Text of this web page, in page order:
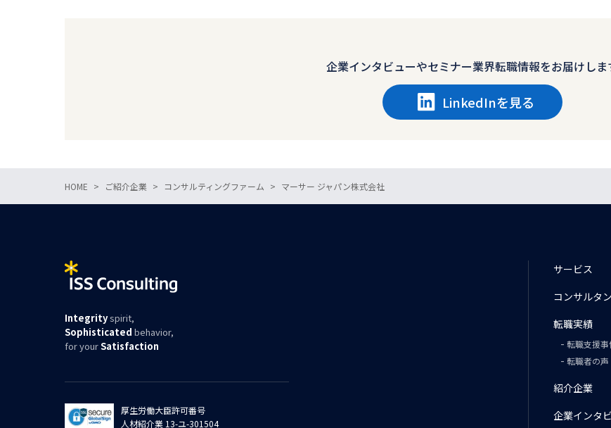
企業インタビューやセミナー業界転職情報をお届けしま
LinkedInを見る
HOME ご紹介企業 コンサルティングファーム マーサー ジャパン株式会社
Integrityspirit,
Sophisticated behavior,
for yourSatisfaction
厚生労働大臣許可番号
人材紹介業 13-ユ-301504
サービス
コンサルタ
転職実績
転職支援事
転職者の声
紹介企業
企業インタ